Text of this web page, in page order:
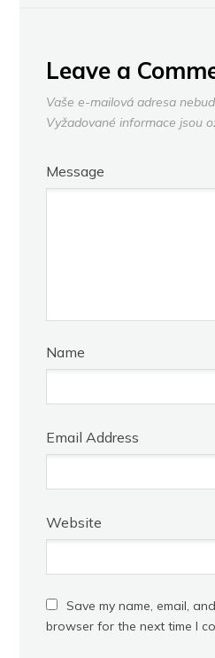
Leave a
Vaše e-mailová adresa
Vyžadované informace jsou
Message
Name
Email Address
Website
Save my name, email,
browser for the next time I